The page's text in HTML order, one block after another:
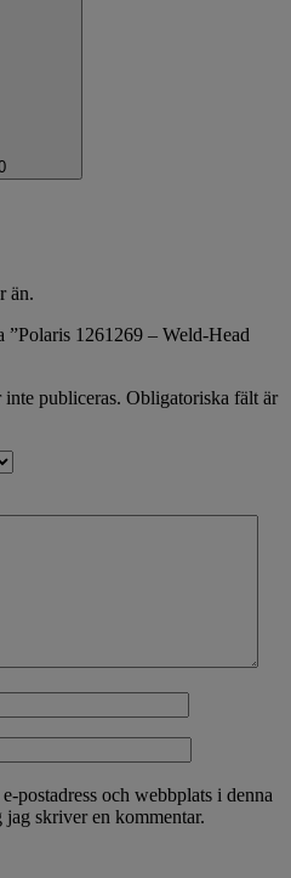
än.
”Polaris 1261269 – Weld-Head
publiceras. Obligatoriska fält är
postadress och webbplats i denna
skriver en kommentar.